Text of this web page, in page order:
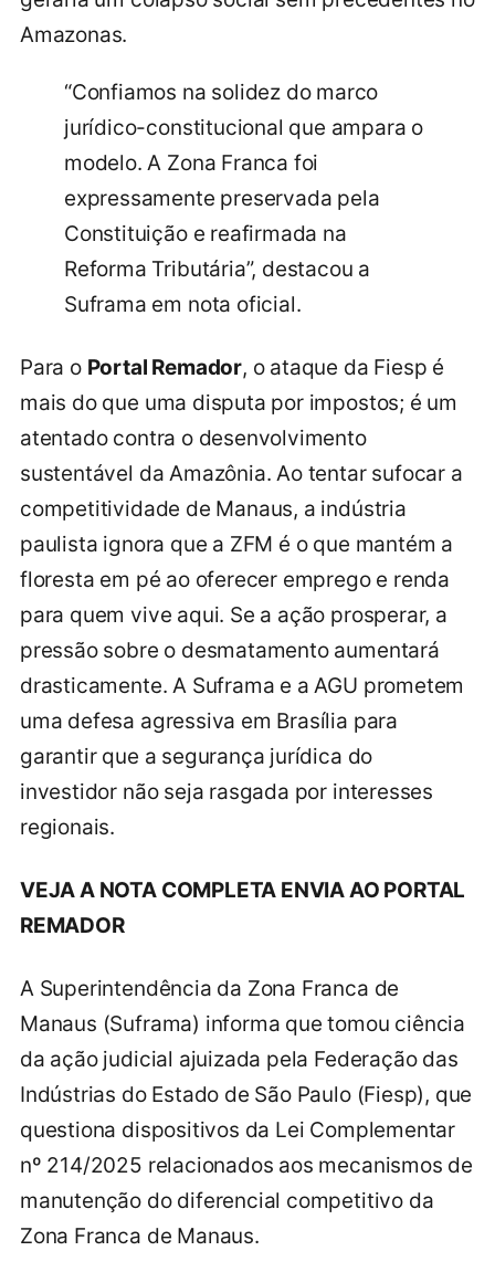
Amazonas.
“Confiamos na solidez do marco
jurídico-constitucional que ampara o
modelo. A Zona Franca foi
expressamente preservada pela
Constituição e reafirmada na
Reforma Tributária”, destacou a
Suframa em nota oficial.
Para o Portal Remador, o ataque da Fiesp é
mais do que uma disputa por impostos; é um
atentado contra o desenvolvimento
sustentável da Amazônia. Ao tentar sufocar a
competitividade de Manaus, a indústria
paulista ignora que a ZFM é o que mantém a
floresta em pé ao oferecer emprego e renda
para quem vive aqui. Se a ação prosperar, a
pressão sobre o desmatamento aumentará
drasticamente. A Suframa e a AGU prometem
uma defesa agressiva em Brasília para
garantir que a segurança jurídica do
investidor não seja rasgada por interesses
regionais.
VEJA A NOTA COMPLETA ENVIA AO PORTAL
REMADOR
A Superintendência da Zona Franca de
Manaus (Suframa) informa que tomou ciência
da ação judicial ajuizada pela Federação das
Indústrias do Estado de São Paulo (Fiesp), que
questiona dispositivos da Lei Complementar
nº 214/2025 relacionados aos mecanismos de
manutenção do diferencial competitivo da
Zona Franca de Manaus.